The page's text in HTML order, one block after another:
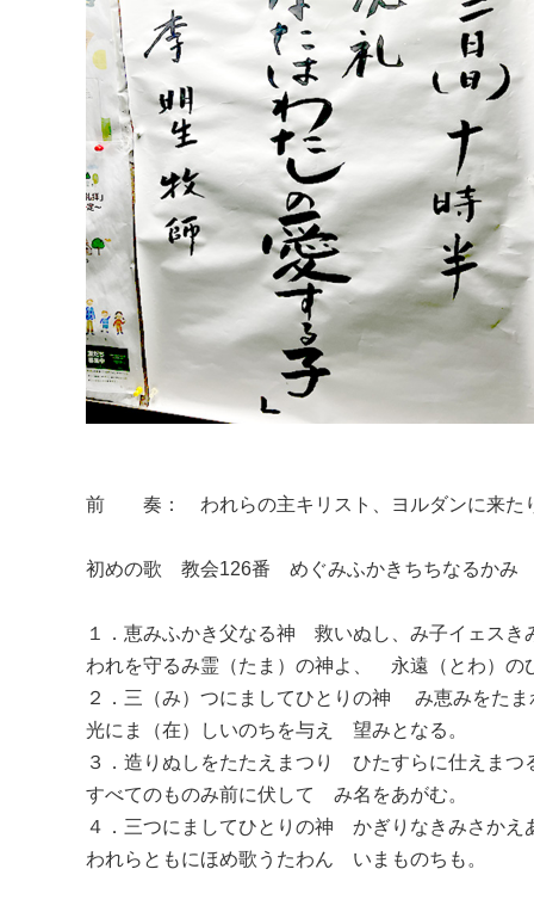
前 奏： われらの主キリスト、ヨルダンに来た
初めの歌 教会126番 めぐみふかきちちなるかみ
１．恵みふかき父なる神 救いぬし、み子イェスき
われを守るみ霊（たま）の神よ、 永遠（とわ）の
２．三（み）つにましてひとりの神 み恵みをたま
光にま（在）しいのちを与え 望みとなる。
３．造りぬしをたたえまつり ひたすらに仕えまつ
すべてのものみ前に伏して み名をあがむ。
４．三つにましてひとりの神 かぎりなきみさかえ
われらともにほめ歌うたわん いまものちも。